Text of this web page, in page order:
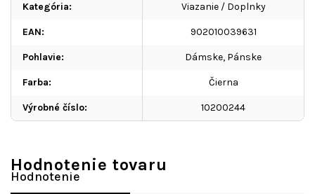
Kategória: Viazanie / Doplnky
EAN: 902010039631
Pohlavie: Dámske, Pánske
Farba: Čierna
Výrobné číslo: 10200244
Hodnotenie tovaru